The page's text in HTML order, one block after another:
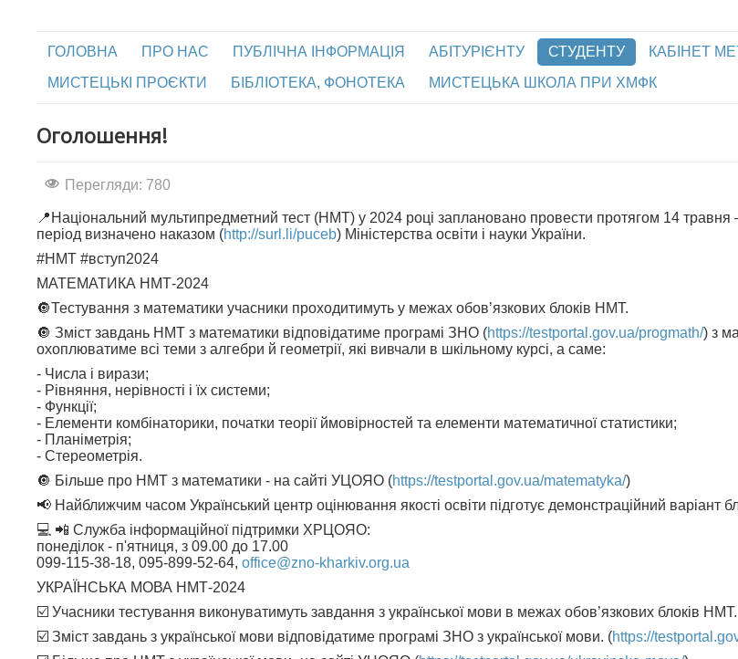
ГОЛОВНА ПРО НАС ПУБЛІЧНА ІНФОРМАЦІЯ АБІТУРІЄНТУ СТУДЕНТУ КАБІНЕТ
МИСТЕЦЬКІ ПРОЄКТИ
БІБЛІОТЕКА, ФОНОТЕКА МИСТЕЦЬКА ШКОЛА ПРИ ХМФК
Оголошення!
Перегляди: 780
📍Національний мультипредметний тест (НМТ) у 2024 році заплановано провести протягом 14
період визначено наказом (http://surl.li/puceb) Міністерства освіти і науки України.
#НМТ #вступ2024
МАТЕМАТИКА НМТ-2024
🔘Тестування з математики учасники проходитимуть у межах обов’язкових блоків НМТ.
🔘 Зміст завдань НМТ з математики відповідатиме програмі ЗНО (https://testportal.gov.ua/progmath/) з
охоплюватиме всі теми з алгебри й геометрії, які вивчали в шкільному курсі, а саме:
- Числа і вирази;
- Рівняння, нерівності і їх системи;
- Функції;
- Елементи комбінаторики, початки теорії ймовірностей та елементи математичної статистики;
- Планіметрія;
- Стереометрія.
🔘 Більше про НМТ з математики - на сайті УЦОЯО (https://testportal.gov.ua/matematyka/)
📢 Найближчим часом Український центр оцінювання якості освіти підготує демонстраційний варіант
💻 📲 Служба інформаційної підтримки ХРЦОЯО:
понеділок - п'ятниця, з 09.00 до 17.00
099-115-38-18, 095-899-52-64, office@zno-kharkiv.org.ua
УКРАЇНСЬКА МОВА НМТ-2024
☑️ Учасники тестування виконуватимуть завдання з української мови в межах обов’язкових блоків НМТ.
☑️ Зміст завдань з української мови відповідатиме програмі ЗНО з української мови. (https://